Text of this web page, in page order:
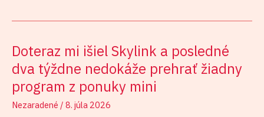
Doteraz mi išiel Skylink a posledné
dva týždne nedokáže prehrať žiadny
program z ponuky mini
Nezaradené / 8. júla 2026
Doteraz
mi
Skylink
a